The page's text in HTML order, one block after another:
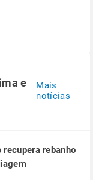
e
Mais
notícias
rebanho